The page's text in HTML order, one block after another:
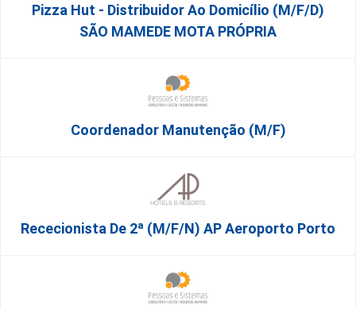
Pizza Hut - Distribuidor Ao Domicílio (m/f/d)
SÃO MAMEDE MOTA PRÓPRIA
Coordenador Manutenção (m/f)
Rececionista De 2ª (M/F/N) AP Aeroporto Porto